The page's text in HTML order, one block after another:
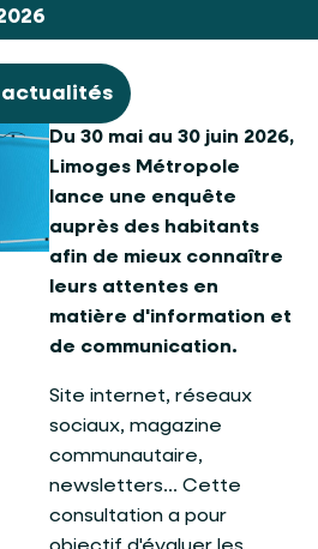
actualités
Du 30 mai au 30 juin 2026,
Limoges Métropole
lance une enquête
auprès des habitants
afin de mieux connaître
leurs attentes en
matière d'information et
de communication.
Site internet, réseaux
sociaux, magazine
communautaire,
newsletters... Cette
consultation a pour